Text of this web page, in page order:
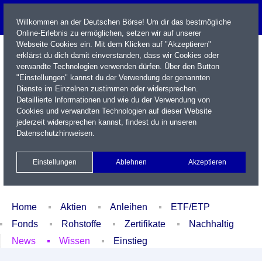
Name / WKN / ISIN / Kürzel
Xetra Realtime
Watchlist Portfolio Login
Home Aktien Anleihen
ETF/ETP
Fonds
Rohstoffe Zertifikate
Nachhaltig
News
Wissen Einstieg
Willkommen an der Deutschen Börse! Um dir das bestmögliche
Online-Erlebnis zu ermöglichen, setzen wir auf unserer
Webseite Cookies ein. Mit dem Klicken auf "Akzeptieren"
erklärst du dich damit einverstanden, dass wir Cookies oder
verwandte Technologien verwenden dürfen. Über den Button
"Einstellungen" kannst du der Verwendung der genannten
Dienste im Einzelnen zustimmen oder widersprechen.
Detaillierte Informationen und wie du der Verwendung von
Cookies und verwandten Technologien auf dieser Website
jederzeit widersprechen kannst, findest du in unseren
Datenschutzhinweisen.
Einstellungen Ablehnen Akzeptieren